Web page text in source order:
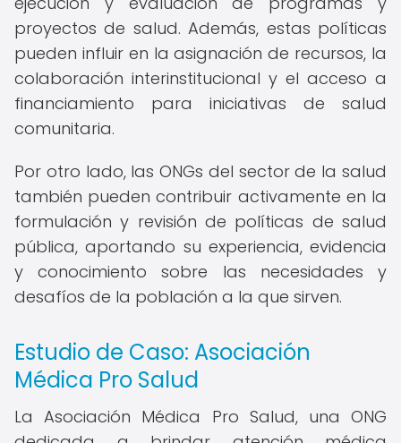
proyectos de salud. Además, estas políticas
pueden influir en la asignación de recursos, la
colaboración interinstitucional y el acceso a
financiamiento para iniciativas de salud
comunitaria.
Por otro lado, las ONGs del sector de la salud
también pueden contribuir activamente en la
formulación y revisión de políticas de salud
pública, aportando su experiencia, evidencia
y conocimiento sobre las necesidades y
desafíos de la población a la que sirven.
Estudio de Caso: Asociación
Médica Pro Salud
La Asociación Médica Pro Salud, una ONG